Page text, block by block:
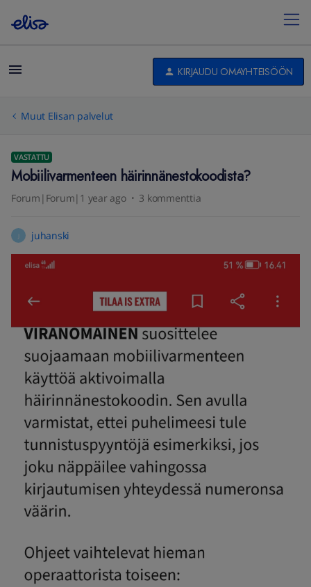
KIRJAUDU OMAYHTEISÖÖN
Muut Elisan palvelut
VASTATTU
Mobiilivarmenteen häirinnänestokoodista?
Forum|Forum|1 year ago 3 kommenttia
juhanski